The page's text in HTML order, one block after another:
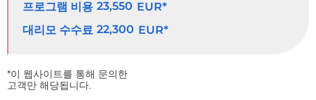
프로그램 비용 23,550 EUR*
대리모 수수료 22,300 EUR*
*이 웹사이트를 통해 문의한
고객만 해당됩니다.